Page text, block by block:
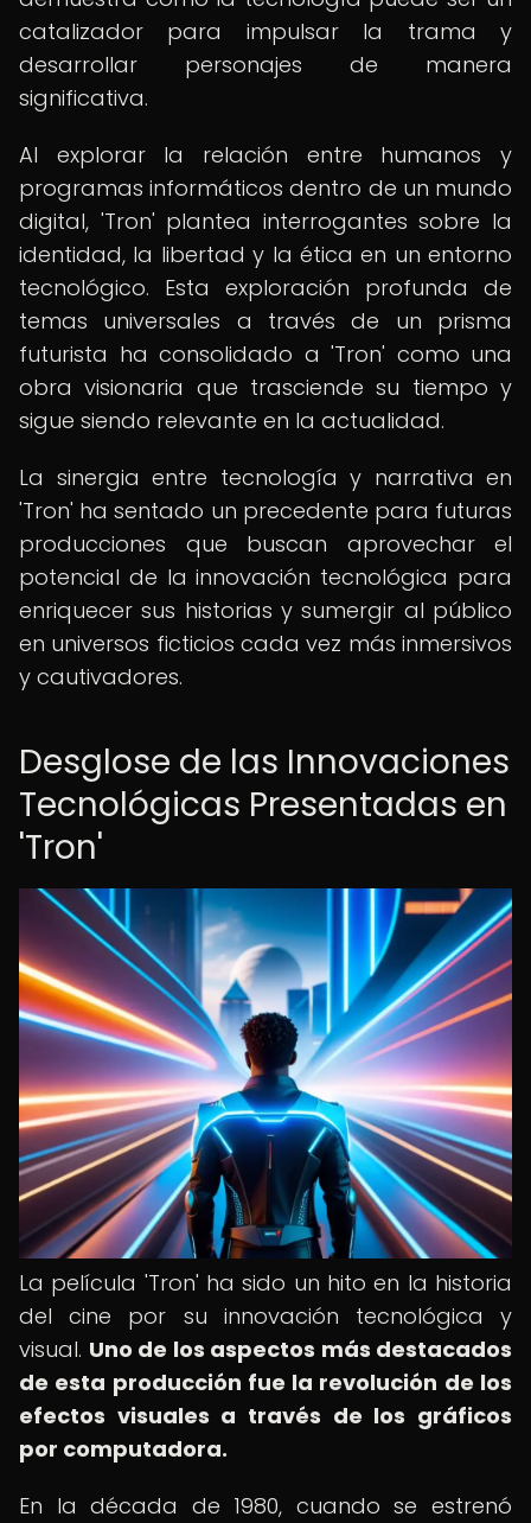
catalizador para impulsar la trama y
desarrollar personajes de manera
significativa.
Al explorar la relación entre humanos y
programas informáticos dentro de un mundo
digital, 'Tron' plantea interrogantes sobre la
identidad, la libertad y la ética en un entorno
tecnológico. Esta exploración profunda de
temas universales a través de un prisma
futurista ha consolidado a 'Tron' como una
obra visionaria que trasciende su tiempo y
sigue siendo relevante en la actualidad.
La sinergia entre tecnología y narrativa en
'Tron' ha sentado un precedente para futuras
producciones que buscan aprovechar el
potencial de la innovación tecnológica para
enriquecer sus historias y sumergir al público
en universos ficticios cada vez más inmersivos
y cautivadores.
Desglose de las Innovaciones
Tecnológicas Presentadas en
'Tron'
La película 'Tron' ha sido un hito en la historia
del cine por su innovación tecnológica y
visual. Uno de los aspectos más destacados
de esta producción fue la revolución de los
efectos visuales a través de los gráficos
por computadora.
En la década de 1980, cuando se estrenó